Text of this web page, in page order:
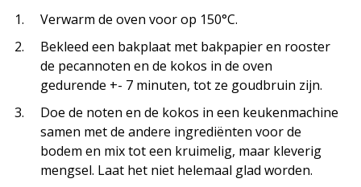
Verwarm de oven voor op 150°C.
Bekleed een bakplaat met bakpapier en rooster
de pecannoten en de kokos in de oven
gedurende +- 7 minuten, tot ze goudbruin zijn.
Doe de noten en de kokos in een keukenmachine
samen met de andere ingrediënten voor de
bodem en mix tot een kruimelig, maar kleverig
mengsel. Laat het niet helemaal glad worden.